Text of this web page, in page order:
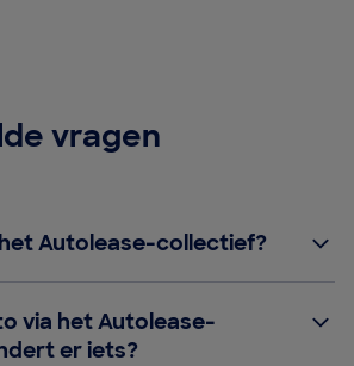
vragen
Autolease-collectief?
via het Autolease-
er iets?